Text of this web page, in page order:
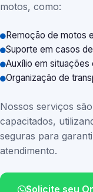
motos, como:
Remoção de motos
Suporte em casos
Auxílio em situações
Organização de
Nossos serviços
capacitados,
seguras para
atendimento.
Solicite seu